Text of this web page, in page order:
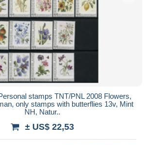
stamps TNT/PNL 2008 Flowers,
only stamps with butterflies 13v, Mint
NH, Natur..
± US$ 22,53